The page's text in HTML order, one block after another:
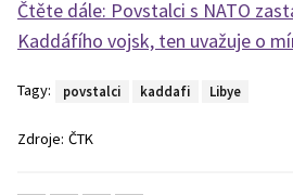
Čtěte dále: Povstalci s NATO
Kaddáfího vojsk, ten uvažuje o
Tagy: povstalci kaddafi Libye
Zdroje: ČTK